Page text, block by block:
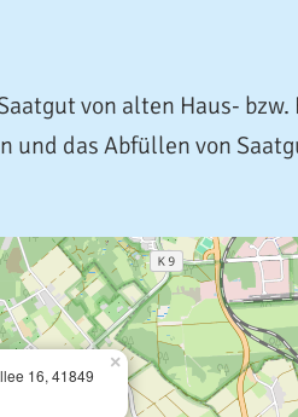
von alten Haus-
das Abfüllen von
16, 41849
×